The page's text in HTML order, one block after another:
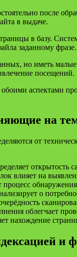
после
в выдаче.
в базу.
заданному фразе.
но иметь
посещений.
аспектами
на
от
влияет на
о
облегчает
нахождение
и